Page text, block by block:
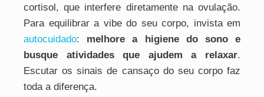
cortisol, que interfere diretamente na ovulação.
Para equilibrar a vibe do seu corpo, invista em
autocuidado: melhore a higiene do sono e
busque atividades que ajudem a relaxar.
Escutar os sinais de cansaço do seu corpo faz
toda a diferença.